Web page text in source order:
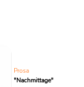
Prosa
"Nachmittage"